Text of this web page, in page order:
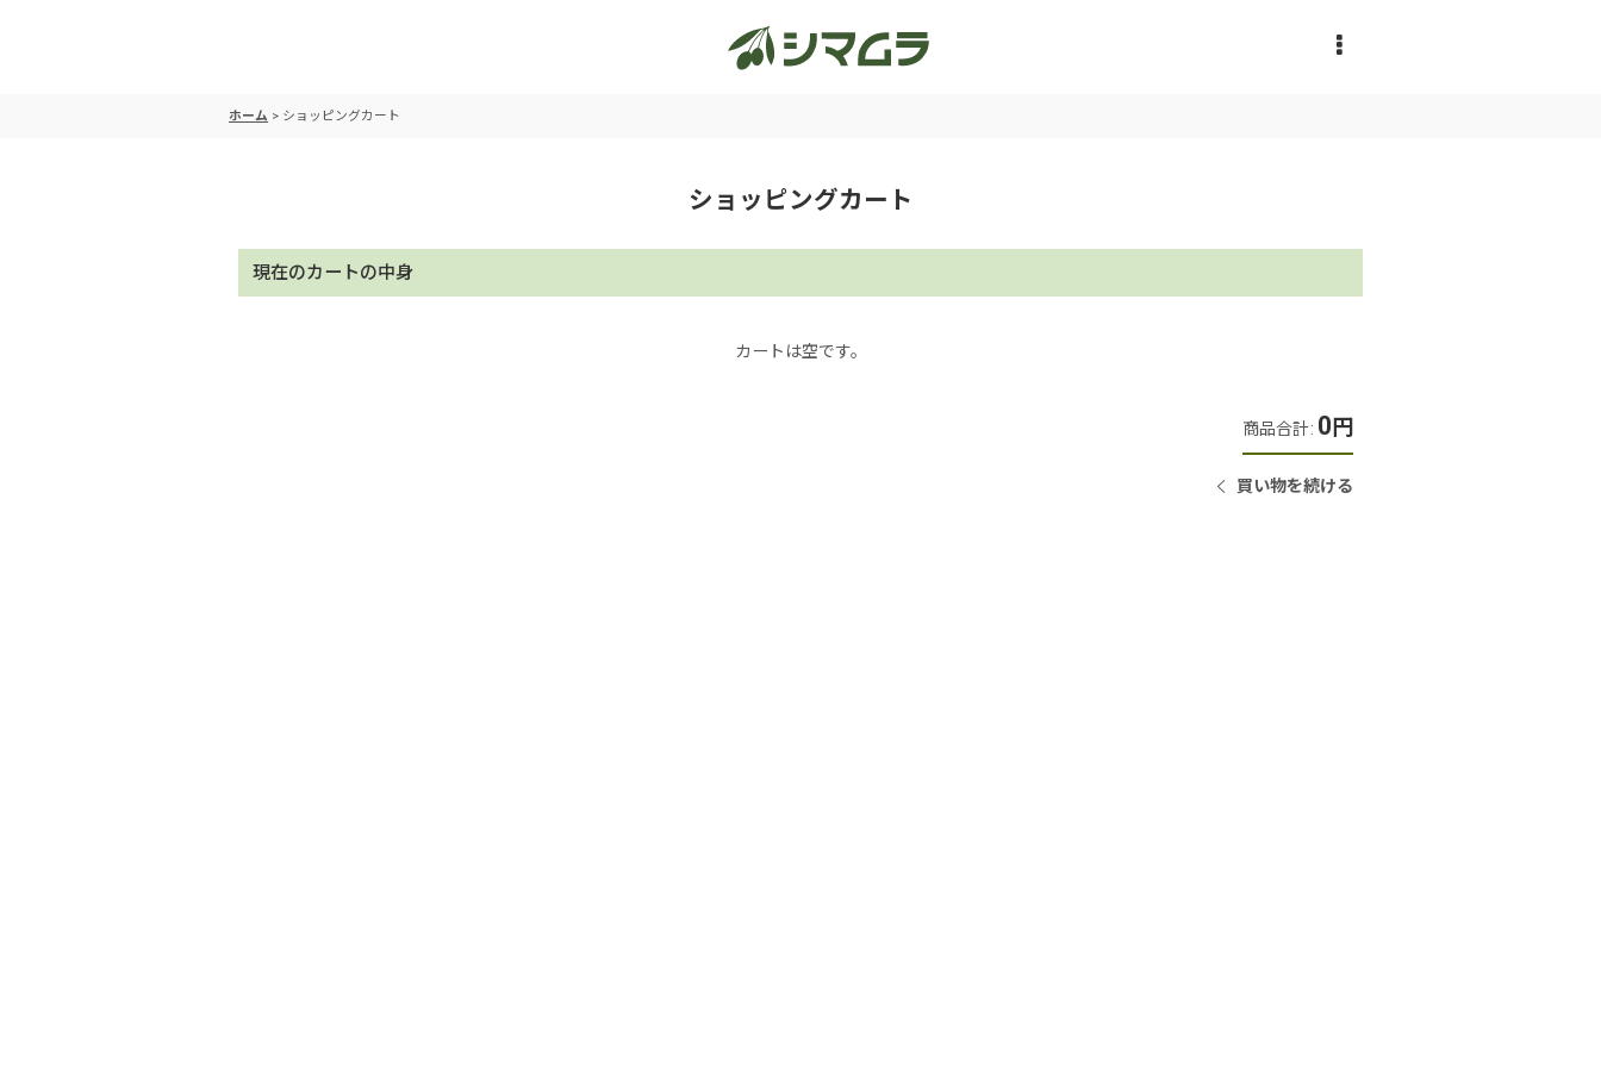
ホーム > ショッピングカート
ショッピングカート
現在のカートの中身
カートは空です。
商品合計: 0円
買い物を続ける